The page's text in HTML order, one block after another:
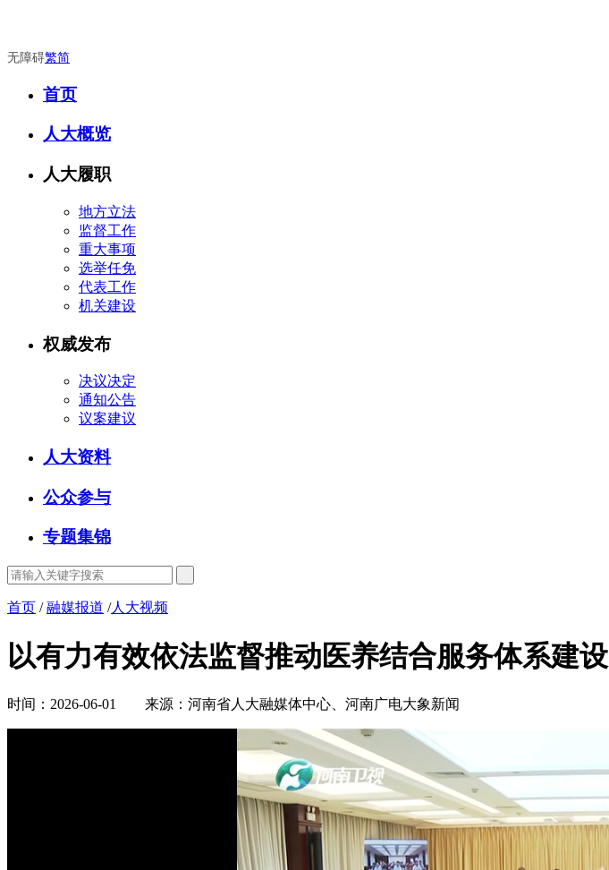
无障碍繁简
首页
人大概览
人大履职
地方立法
监督工作
重大事项
选举任免
代表工作
机关建设
权威发布
决议决定
通知公告
议案建议
人大资料
公众参与
专题集锦
首页 /融媒报道 /人大视频
以有力有效依法监督推动医养结合服务体系建设
时间：2026-06-01 来源：河南省人大融媒体中心、河南广电大象新闻